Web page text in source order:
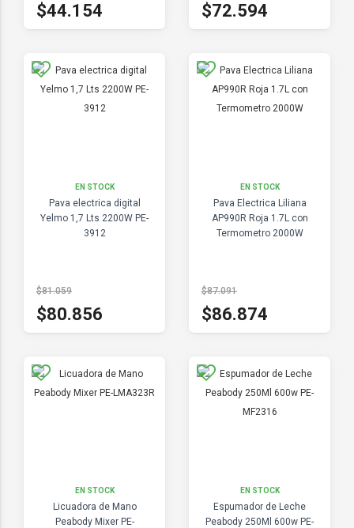
$44.154 $72.594
EN STOCK
Pava electrica digital
Yelmo 1,7 Lts 2200W PE-
3912
$81.059
$80.856
EN STOCK
Pava Electrica Liliana
AP990R Roja 1.7L con
Termometro 2000W
$87.091
$86.874
EN STOCK
Licuadora de Mano
Peabody Mixer PE-
EN STOCK
Espumador de Leche
Peabody 250Ml 600w PE-